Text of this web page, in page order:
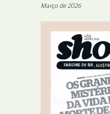
Março de 2026